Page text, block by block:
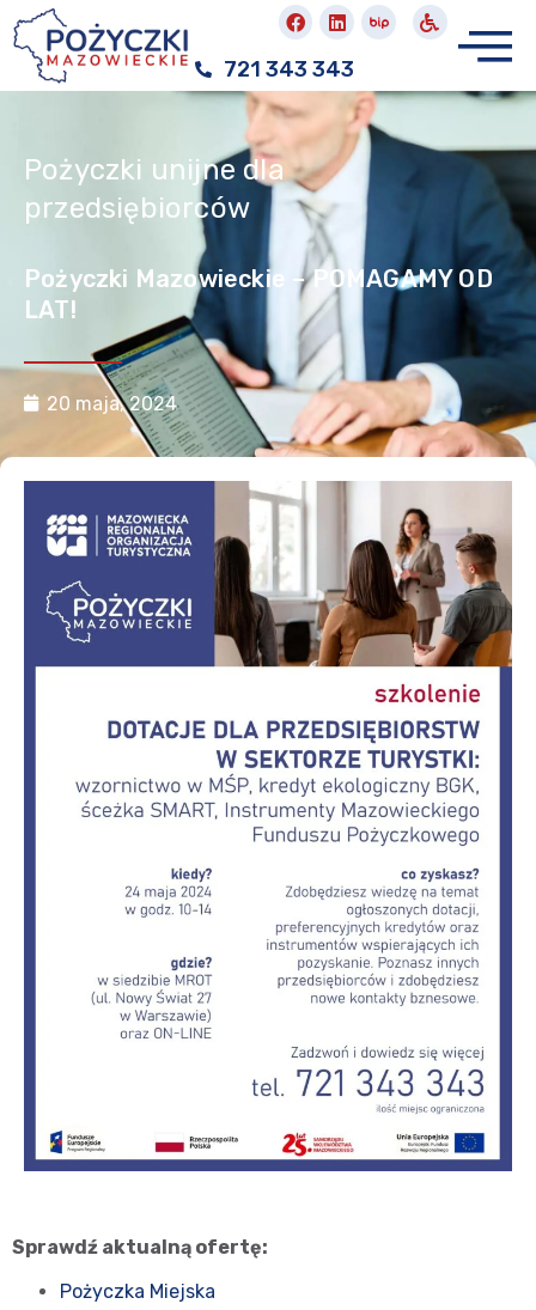
721 343 343
Pożyczki unijne dla
przedsiębiorców
Pożyczki Mazowieckie – POMAGAMY OD
LAT!
20 maja, 2024
Sprawdź aktualną ofertę:
Pożyczka Miejska